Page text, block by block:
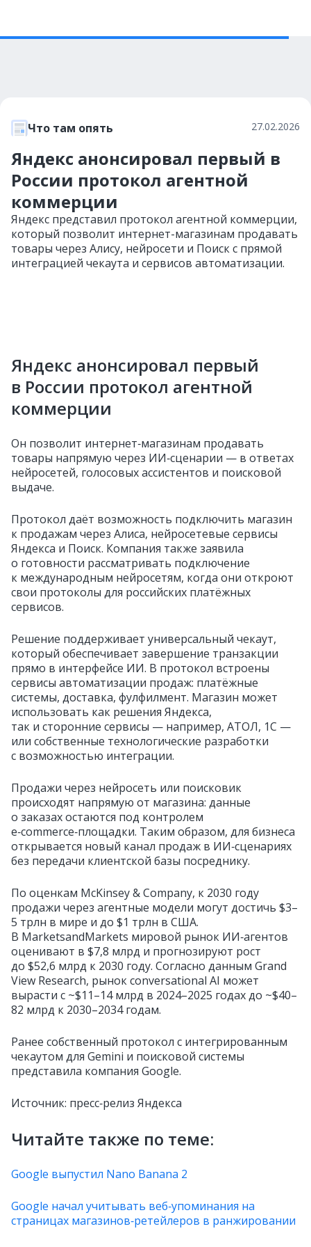
Что там опять 27.02.2026
Яндекс анонсировал первый в
России протокол агентной
коммерции
Яндекс представил протокол агентной коммерции,
который позволит интернет-магазинам продавать
товары через Алису, нейросети и Поиск с прямой
интеграцией чекаута и сервисов автоматизации.
Яндекс анонсировал первый
в России протокол агентной
коммерции
Он позволит интернет‑магазинам продавать
товары напрямую через ИИ‑сценарии — в ответах
нейросетей, голосовых ассистентов и поисковой
выдаче.
Протокол даёт возможность подключить магазин
к продажам через Алиса, нейросетевые сервисы
Яндекса и Поиск. Компания также заявила
о готовности рассматривать подключение
к международным нейросетям, когда они откроют
свои протоколы для российских платёжных
сервисов.
Решение поддерживает универсальный чекаут,
который обеспечивает завершение транзакции
прямо в интерфейсе ИИ. В протокол встроены
сервисы автоматизации продаж: платёжные
системы, доставка, фулфилмент. Магазин может
использовать как решения Яндекса,
так и сторонние сервисы — например, АТОЛ, 1С —
или собственные технологические разработки
с возможностью интеграции.
Продажи через нейросеть или поисковик
происходят напрямую от магазина: данные
о заказах остаются под контролем
e‑commerce‑площадки. Таким образом, для бизнеса
открывается новый канал продаж в ИИ‑сценариях
без передачи клиентской базы посреднику.
По оценкам McKinsey & Company, к 2030 году
продажи через агентные модели могут достичь $3–
5 трлн в мире и до $1 трлн в США.
В MarketsandMarkets мировой рынок ИИ‑агентов
оценивают в $7,8 млрд и прогнозируют рост
до $52,6 млрд к 2030 году. Согласно данным Grand
View Research, рынок conversational AI может
вырасти с ~$11–14 млрд в 2024–2025 годах до ~$40–
82 млрд к 2030–2034 годам.
Ранее собственный протокол с интегрированным
чекаутом для Gemini и поисковой системы
представила компания Google.
Источник: пресс‑релиз Яндекса
Читайте также по теме:
Google выпустил Nano Banana 2
Google начал учитывать веб‑упоминания на
страницах магазинов‑ретейлеров в ранжировании